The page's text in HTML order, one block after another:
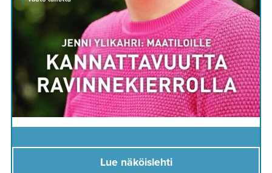
Lue näköislehti